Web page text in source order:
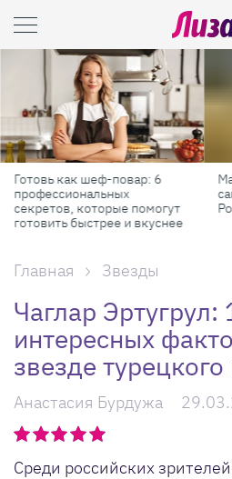
Готовь как шеф-повар: 6
профессиональных
секретов, которые помогут
готовить быстрее и вкуснее
Главная Звезды
Чаглар Эртугрул:
интересных
звезде
Анастасия Бурдужа
Среди российских